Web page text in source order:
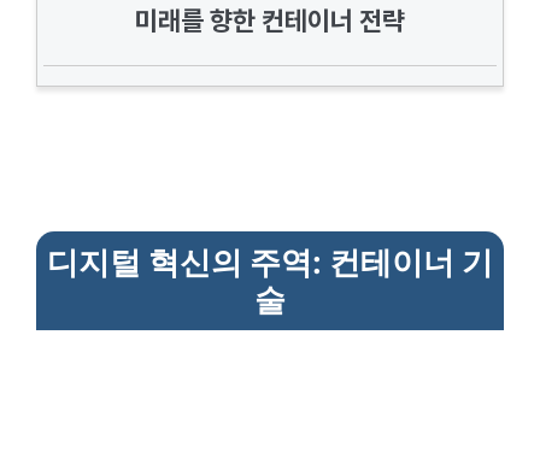
미래를 향한 컨테이너 전략
디지털 혁신의 주역: 컨테이너 기
술